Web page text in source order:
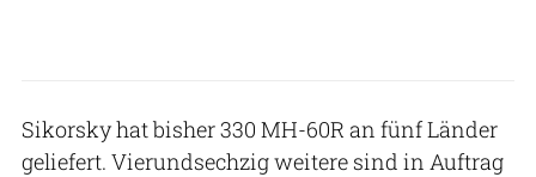
Sikorsky hat bisher 330 MH-60R an fünf Länder
geliefert. Vierundsechzig weitere sind in Auftrag